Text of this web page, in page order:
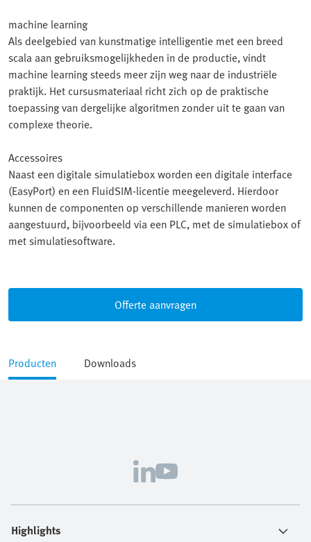
machine learning
Als deelgebied van kunstmatige intelligentie met een breed
scala aan gebruiksmogelijkheden in de productie, vindt
machine learning steeds meer zijn weg naar de industriële
praktijk. Het cursusmateriaal richt zich op de praktische
toepassing van dergelijke algoritmen zonder uit te gaan van
complexe theorie.
Accessoires
Naast een digitale simulatiebox worden een digitale interface
(EasyPort) en een FluidSIM-licentie meegeleverd. Hierdoor
kunnen de componenten op verschillende manieren worden
aangestuurd, bijvoorbeeld via een PLC, met de simulatiebox of
met simulatiesoftware.
Offerte aanvragen
Producten Downloads
Highlights